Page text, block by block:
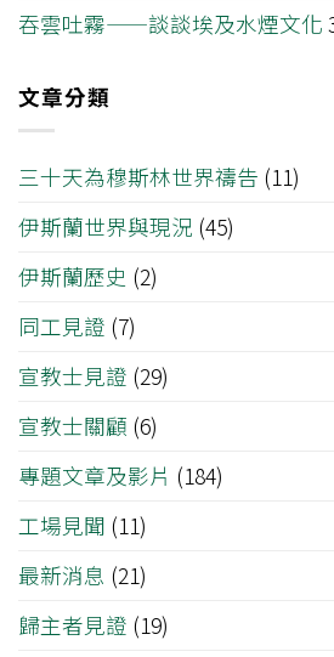
吞雲吐霧——談談埃及水煙文化
文章分類
三十天為穆斯林世界禱告 (11)
伊斯蘭世界與現況 (45)
伊斯蘭歷史 (2)
同工見證 (7)
宣教士見證 (29)
宣教士關顧 (6)
專題文章及影片 (184)
工場見聞 (11)
最新消息 (21)
歸主者見證 (19)